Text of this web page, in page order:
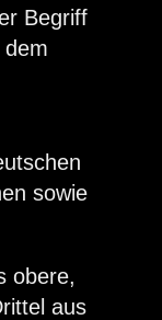
Begriff
dem
sowie
obere,
aus